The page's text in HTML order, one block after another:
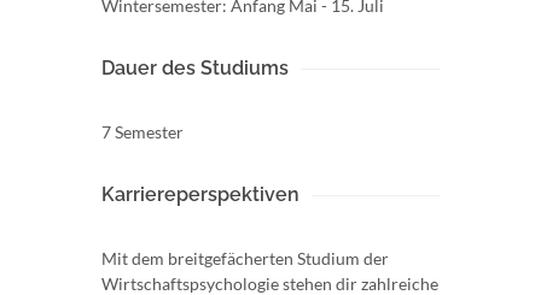
Wintersemester: Anfang Mai - 15. Juli
Dauer des Studiums
7 Semester
Karriereperspektiven
Mit dem breitgefächerten Studium der
Wirtschaftspsychologie stehen dir zahlreiche